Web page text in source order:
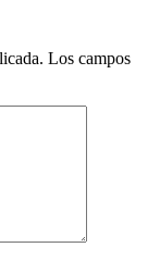
Los campos